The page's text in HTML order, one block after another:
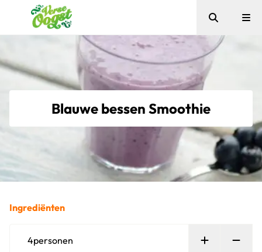
Verse Oogst
Zoeken
Blauwe bessen Smoothie
Ingrediënten
4personen Persoon